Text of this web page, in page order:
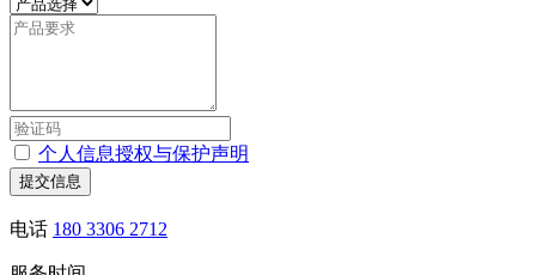
个人信息授权与保护声明
提交信息
电话 180 3306 2712